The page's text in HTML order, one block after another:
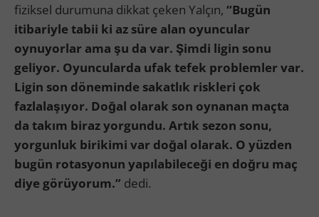
fiziksel durumuna dikkat çeken Yalçın, “Bugün
itibariyle tabii ki az süre alan oyuncular
oynuyorlar ama şu da var. Şimdi ligin sonu
geliyor. Oyuncularda ufak tefek problemler var.
Ligin son döneminde sakatlık riskleri çok
fazlalaşıyor. Doğal olarak son oynanan maçta
da takım biraz yorgundu. Artık sezon sonu,
yorgunluk birikimi var doğal olarak. O yüzden
bugün rotasyonun yapılabileceği en doğru maç
diye görüyorum.” dedi.